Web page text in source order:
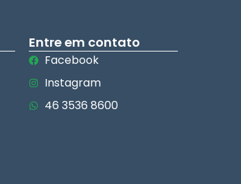
Entre em contato
Facebook
Instagram
46 3536 8600